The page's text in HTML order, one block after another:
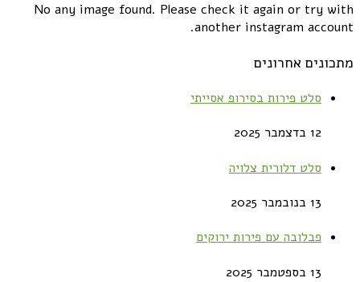
No any image found. Please check it again or try with
another instagram account.
מתכונים אחרונים
סלט פירות בסירופ אסייתי
12 בדצמבר 2025
סלט דלורית צלויה
13 בנובמבר 2025
פבלובה עם פירות ירוקים
13 בספטמבר 2025